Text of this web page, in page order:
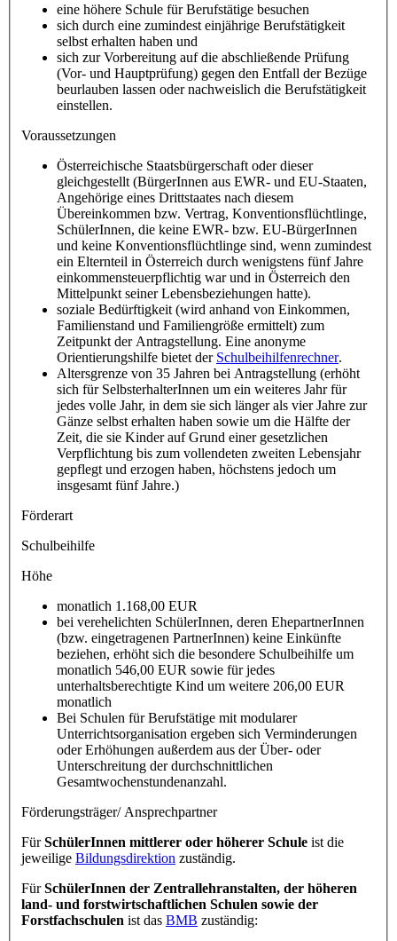
eine höhere Schule für Berufstätige besuchen
sich durch eine zumindest einjährige Berufstätigkeit
selbst erhalten haben und
sich zur Vorbereitung auf die abschließende Prüfung
(Vor- und Hauptprüfung) gegen den Entfall der Bezüge
beurlauben lassen oder nachweislich die Berufstätigkeit
einstellen.
Voraussetzungen
Österreichische Staatsbürgerschaft oder dieser
gleichgestellt (BürgerInnen aus EWR- und EU-Staaten,
Angehörige eines Drittstaates nach diesem
Übereinkommen bzw. Vertrag, Konventionsflüchtlinge,
SchülerInnen, die keine EWR- bzw. EU-BürgerInnen
und keine Konventionsflüchtlinge sind, wenn zumindest
ein Elternteil in Österreich durch wenigstens fünf Jahre
einkommensteuerpflichtig war und in Österreich den
Mittelpunkt seiner Lebensbeziehungen hatte).
soziale Bedürftigkeit (wird anhand von Einkommen,
Familienstand und Familiengröße ermittelt) zum
Zeitpunkt der Antragstellung. Eine anonyme
Orientierungshilfe bietet der Schulbeihilfenrechner.
Altersgrenze von 35 Jahren bei Antragstellung (erhöht
sich für SelbsterhalterInnen um ein weiteres Jahr für
jedes volle Jahr, in dem sie sich länger als vier Jahre zur
Gänze selbst erhalten haben sowie um die Hälfte der
Zeit, die sie Kinder auf Grund einer gesetzlichen
Verpflichtung bis zum vollendeten zweiten Lebensjahr
gepflegt und erzogen haben, höchstens jedoch um
insgesamt fünf Jahre.)
Förderart
Schulbeihilfe
Höhe
monatlich 1.168,00 EUR
bei verehelichten SchülerInnen, deren EhepartnerInnen
(bzw. eingetragenen PartnerInnen) keine Einkünfte
beziehen, erhöht sich die besondere Schulbeihilfe um
monatlich 546,00 EUR sowie für jedes
unterhaltsberechtigte Kind um weitere 206,00 EUR
monatlich
Bei Schulen für Berufstätige mit modularer
Unterrichtsorganisation ergeben sich Verminderungen
oder Erhöhungen außerdem aus der Über- oder
Unterschreitung der durchschnittlichen
Gesamtwochenstundenanzahl.
Förderungsträger/ Ansprechpartner
FürSchülerInnen mittlerer oder höherer Schule ist die
jeweilige Bildungsdirektion zuständig.
FürSchülerInnen der Zentrallehranstalten, der höheren
land- und forstwirtschaftlichen Schulen sowie der
Forstfachschulen ist das BMB zuständig: